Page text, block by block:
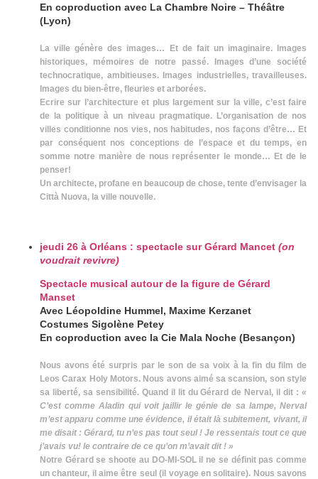
En coproduction avec La Chambre Noire – Théâtre
(Lyon)
La ville génère des images… Et de fait un imaginaire. Images
historiques, mémoires de notre passé. Images d’une société
technocratique, ambitieuses. Images industrielles, travailleuses.
Images du bien-être, fleuries et arborées.
Ecrire sur l’architecture et plus largement sur la ville, c’est faire
de la politique à un niveau pragmatique. L’organisation de nos
villes conditionne nos vies, nos habitudes, nos façons d’être… Et
par conséquent nos conceptions de l’espace et du temps, en
somme notre manière de nous représenter le monde… Et de le
penser!
Un architecte, profane en beaucoup de chose, tente d’envisager la
Città Nuova, la ville nouvelle.
jeudi 26 à Orléans : spectacle sur Gérard Mancet (on
voudrait revivre)
Spectacle musical autour de la figure de Gérard
Manset
Avec Léopoldine Hummel, Maxime Kerzanet
Costumes Sigolène Petey
En coproduction avec la Cie Mala Noche (Besançon)
Nous avons été surpris par le son de sa voix à la fin du film de
Leos Carax Holy Motors. Nous avons aimé sa scansion, son style
sa liberté, sa sensibilité. Quand il lit du Gérard de Nerval, il dit : «
C’est comme Aladin qui voit jaillir le génie de sa lampe, Nerval
m’est apparu comme une évidence, il était là subitement, vivant, il
me disait : Gérard, tu n’es pas tout seul ! Je ressentais tout ce que
j’avais vu! le contraire de ce qu’on m’avait dit ! »
Notre Gérard se shoote au DO-MI-SOL il ne se définit pas comme
un chanteur, il aime être seul (il voyage en solitaire). Nous savons